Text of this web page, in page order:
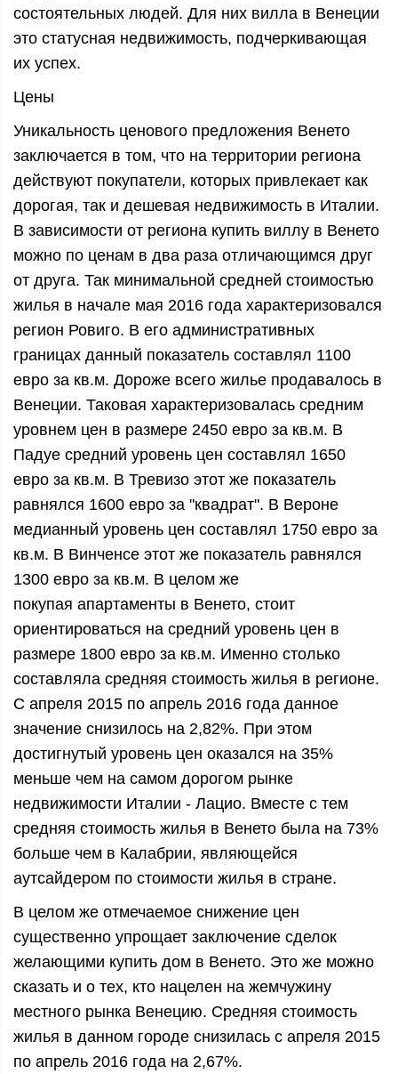
состоятельных людей. Для них вилла в Венеции
это статусная недвижимость, подчеркивающая
их успех.
Цены
Уникальность ценового предложения Венето
заключается в том, что на территории региона
действуют покупатели, которых привлекает как
дорогая, так и дешевая недвижимость в Италии.
В зависимости от региона купить виллу в Венето
можно по ценам в два раза отличающимся друг
от друга. Так минимальной средней стоимостью
жилья в начале мая 2016 года характеризовался
регион Ровиго. В его административных
границах данный показатель составлял 1100
евро за кв.м. Дороже всего жилье продавалось в
Венеции. Таковая характеризовалась средним
уровнем цен в размере 2450 евро за кв.м. В
Падуе средний уровень цен составлял 1650
евро за кв.м. В Тревизо этот же показатель
равнялся 1600 евро за "квадрат". В Вероне
медианный уровень цен составлял 1750 евро за
кв.м. В Винченсе этот же показатель равнялся
1300 евро за кв.м. В целом же
покупая апартаменты в Венето, стоит
ориентироваться на средний уровень цен в
размере 1800 евро за кв.м. Именно столько
составляла средняя стоимость жилья в регионе.
С апреля 2015 по апрель 2016 года данное
значение снизилось на 2,82%. При этом
достигнутый уровень цен оказался на 35%
меньше чем на самом дорогом рынке
недвижимости Италии - Лацио. Вместе с тем
средняя стоимость жилья в Венето была на 73%
больше чем в Калабрии, являющейся
аутсайдером по стоимости жилья в стране.
В целом же отмечаемое снижение цен
существенно упрощает заключение сделок
желающими купить дом в Венето. Это же можно
сказать и о тех, кто нацелен на жемчужину
местного рынка Венецию. Средняя стоимость
жилья в данном городе снизилась с апреля 2015
по апрель 2016 года на 2,67%.